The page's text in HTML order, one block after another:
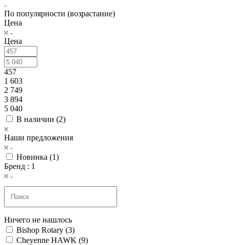
По популярности (возрастание)
Цена
Цена
457
1 603
2 749
3 894
5 040
В наличии (2)
Наши предложения
Новинка (1)
Бренд : 1
Ничего не нашлось
Bishop Rotary (3)
Cheyenne HAWK (9)